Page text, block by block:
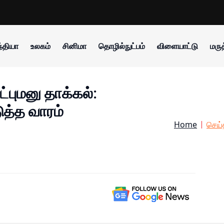
உலகம் சினிமா தொழில்நுட்பம் விளையாட்டு
தாக்கல்:
வாரம்
Home